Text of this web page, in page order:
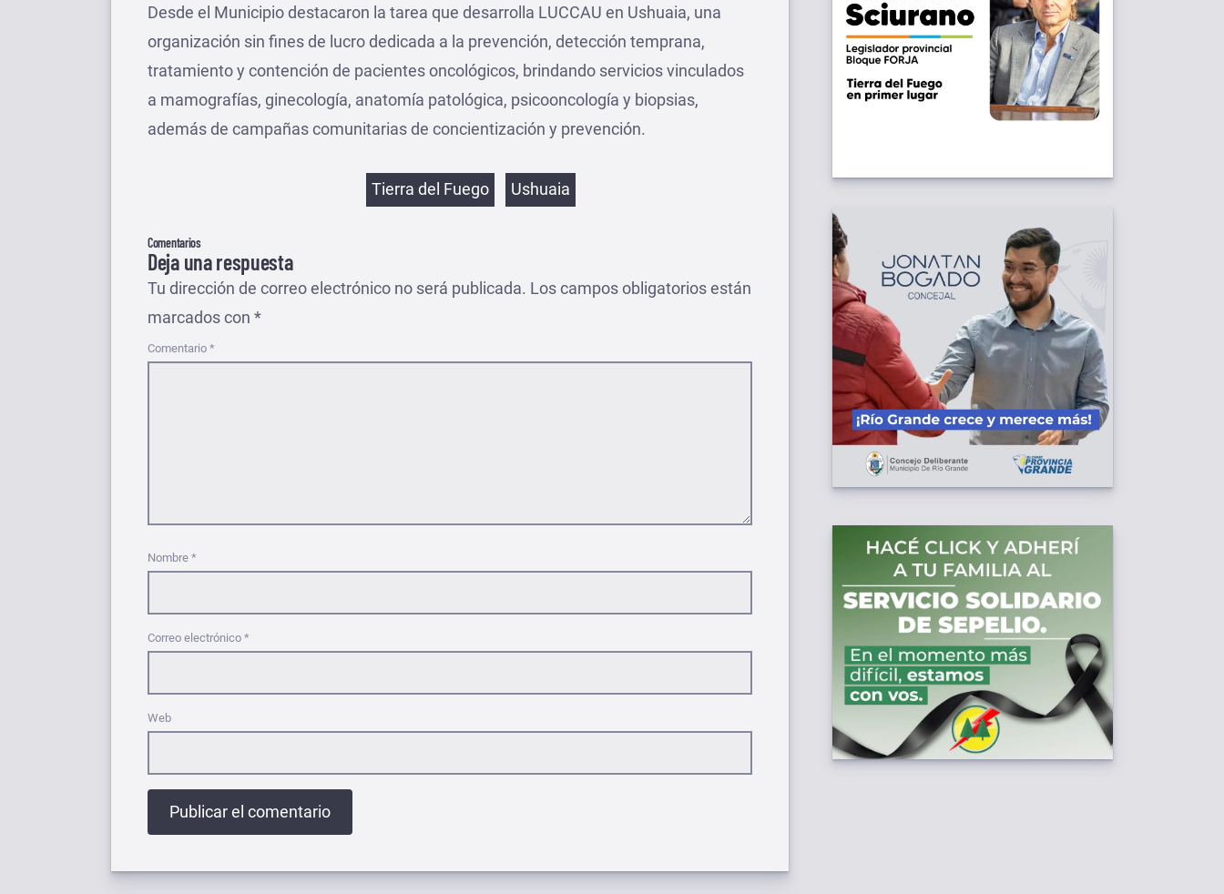
Desde el Municipio destacaron la tarea que desarrolla LUCCAU en Ushuaia, una
organización sin fines de lucro dedicada a la prevención, detección temprana,
tratamiento y contención de pacientes oncológicos, brindando servicios vinculados
a mamografías, ginecología, anatomía patológica, psicooncología y biopsias,
además de campañas comunitarias de concientización y prevención.
Etiquetas
Tierra del Fuego Ushuaia
Comentarios
Deja una respuesta
Tu dirección de correo electrónico no será publicada. Los campos obligatorios están
marcados con *
Comentario *
Nombre *
Correo electrónico *
Web